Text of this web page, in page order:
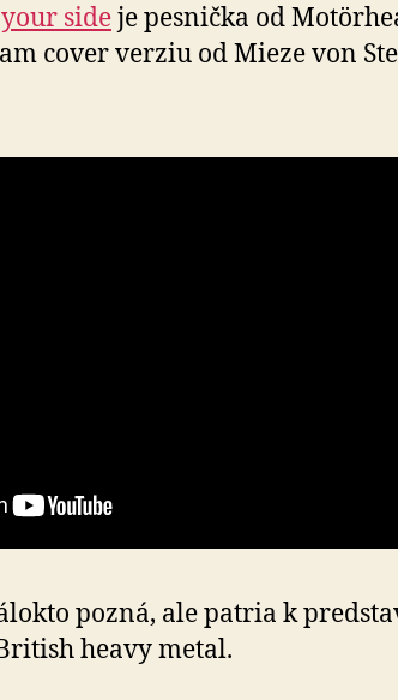
sideje pesnička od
cover verziu od Mieze von
pozná, ale patria k
heavy metal.